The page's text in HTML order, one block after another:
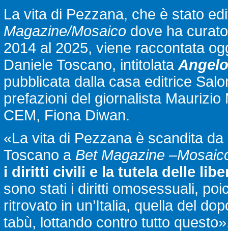
La vita di Pezzana, che è stato
Magazine/Mosaico dove ha
2014 al 2025, viene raccontata
Daniele Toscano, intitolata
pubblicata dalla casa editrice
prefazioni del giornalista
CEM, Fiona Diwan.
«La vita di Pezzana è scandita
Toscano a Bet Magazine –
i diritti civili e la tutela delle
sono stati i diritti omosessuali,
ritrovato in un’Italia, quella del
tabù, lottando contro tutto